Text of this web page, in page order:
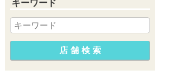
キーワード